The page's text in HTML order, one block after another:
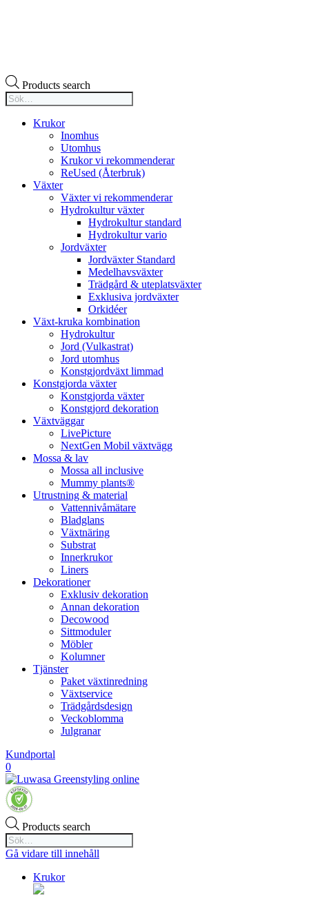
Products search
Krukor
Inomhus
Utomhus
Krukor vi rekommenderar
ReUsed (Återbruk)
Växter
Växter vi rekommenderar
Hydrokultur växter
Hydrokultur standard
Hydrokultur vario
Jordväxter
Jordväxter Standard
Medelhavsväxter
Trädgård & uteplatsväxter
Exklusiva jordväxter
Orkidéer
Växt-kruka kombination
Hydrokultur
Jord (Vulkastrat)
Jord utomhus
Konstgjordväxt limmad
Konstgjorda växter
Konstgjorda växter
Konstgjord dekoration
Växtväggar
LivePicture
NextGen Mobil växtvägg
Mossa & lav
Mossa all inclusive
Mummy plants®
Utrustning & material
Vattennivåmätare
Bladglans
Växtnäring
Substrat
Innerkrukor
Liners
Dekorationer
Exklusiv dekoration
Annan dekoration
Decowood
Sittmoduler
Möbler
Kolumner
Tjänster
Paket växtinredning
Växtservice
Trädgårdsdesign
Veckoblomma
Julgranar
Kundportal
0
Products search
Gå vidare till innehåll
Krukor